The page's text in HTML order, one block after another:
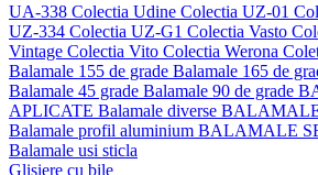
UA-338 Colectia Udine Colectia UZ-01
UZ-334 Colectia UZ-G1 Colectia Vasto
Vintage Colectia Vito Colectia Werona
Balamale 155 de grade Balamale 165 de
Balamale 45 grade Balamale 90 de grade
APLICATE Balamale diverse
Balamale profil aluminium BALAMALE
Balamale usi sticla
Glisiere cu bile